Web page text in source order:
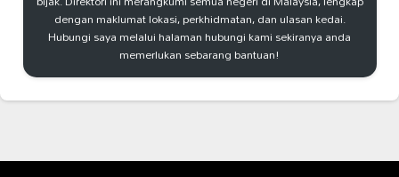
dengan maklumat lokasi, perkhidmatan, dan ulasan kedai.
Hubungi saya melalui halaman hubungi kami sekiranya anda
memerlukan sebarang bantuan!